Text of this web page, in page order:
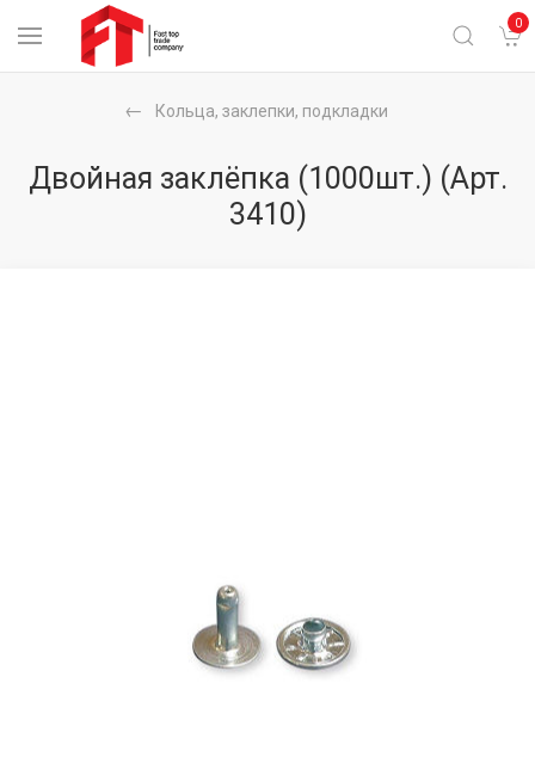
0
Кольца, заклепки, подкладки
Двойная заклёпка (1000шт.) (Арт.
3410)